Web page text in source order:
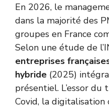
En 2026, le
dans la majorité des
groupes en France
Selon une étude de
entreprises
hybride (2025)
présentiel. L’essor
Covid, la digitalisation